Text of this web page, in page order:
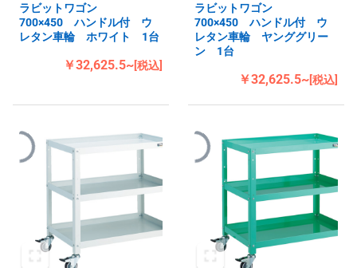
ラビットワゴン
700×450 ハンドル付 ウ
レタン車輪 ホワイト 1台
￥32,625.5~[税込]
ラビットワゴン
700×450 ハンドル付 ウ
レタン車輪 ヤンググリー
ン 1台
￥32,625.5~[税込]